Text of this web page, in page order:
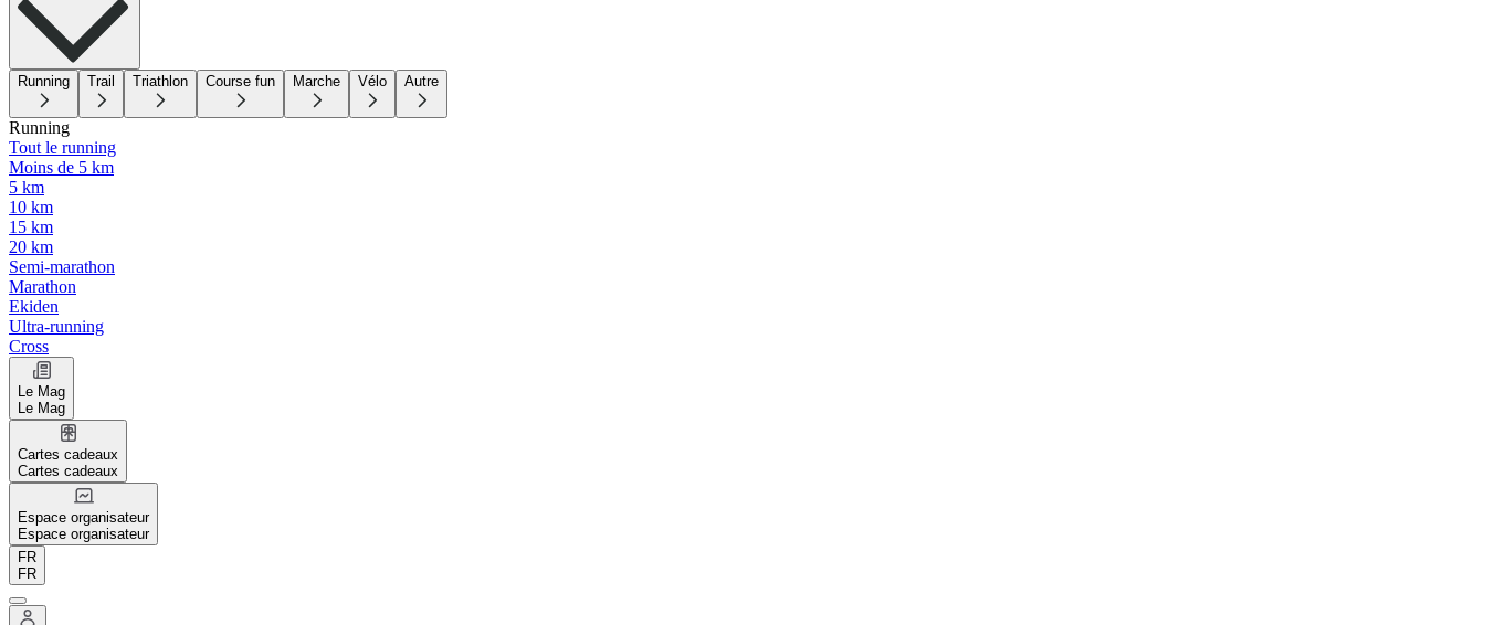
Running Trail Triathlon Course fun Marche Vélo Autre
Running
Tout le running
Moins de 5 km
5 km
10 km
15 km
20 km
Semi-marathon
Marathon
Ekiden
Ultra-running
Cross
Le Mag
Le Mag
Cartes cadeaux
Cartes cadeaux
Espace organisateur
Espace organisateur
FR
FR